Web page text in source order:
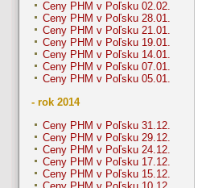
Ceny PHM v Poľsku 02.02.
Ceny PHM v Poľsku 28.01.
Ceny PHM v Poľsku 21.01.
Ceny PHM v Poľsku 19.01.
Ceny PHM v Poľsku 14.01.
Ceny PHM v Poľsku 07.01.
Ceny PHM v Poľsku 05.01.
- rok 2014
Ceny PHM v Poľsku 31.12.
Ceny PHM v Poľsku 29.12.
Ceny PHM v Poľsku 24.12.
Ceny PHM v Poľsku 17.12.
Ceny PHM v Poľsku 15.12.